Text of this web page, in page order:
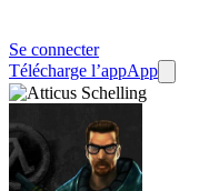
Se connecter
Télécharge l’appApp